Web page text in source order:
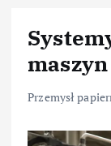
Przemysł